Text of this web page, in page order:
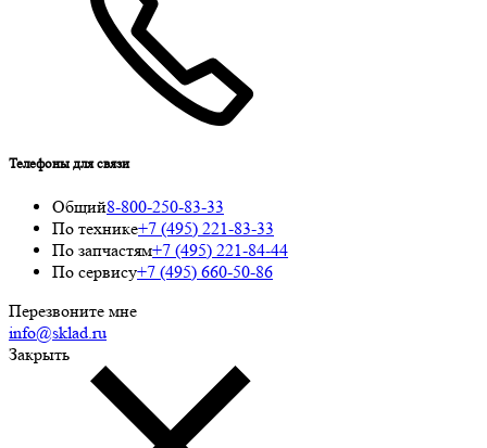
Телефоны для связи
Общий8-800-250-83-33
По технике+7 (495) 221-83-33
По запчастям+7 (495) 221-84-44
По сервису+7 (495) 660-50-86
Перезвоните мне
info@sklad.ru
Закрыть